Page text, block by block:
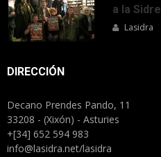
a la Sidre
Lasidra
DIRECCIÓN
Decano Prendes Pando, 11
33208 - (Xixón) - Asturies
+[34] 652 594 983
info@lasidra.net/lasidra